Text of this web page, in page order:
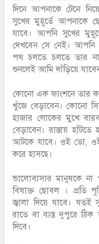
দিনে আপনাকে টেনে
সুখের মুহূর্তে আপনাকে
যাবে। আপনি সুখের
দেখবেন সে নেই। আপনি
পথ চলতে চলতে তার
শুনলেই আমি দাঁড়িয়ে
কোনো এক ফাংশনে তার
খুঁজে বেড়াবেন। কোনো
হাজার লোকের মুখে
বেড়াবেন। রাস্তায়
আটকে যাবে। ওই তো,
করে হাসছে।
ভালোবাসার মানুষকে না
বিষাক্ত ছোবল । প্রতি
জ্বালা দিয়ে যাবে।
রাতে বা ব্যস্ত দুপুরে
দিবে।